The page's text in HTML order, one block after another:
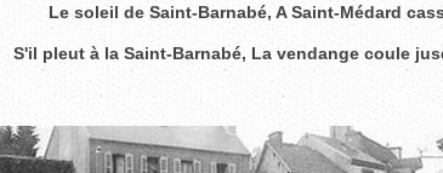
Le soleil de Saint-Barnabé, A Saint-Médard
S'il pleut à la Saint-Barnabé, La vendange coule